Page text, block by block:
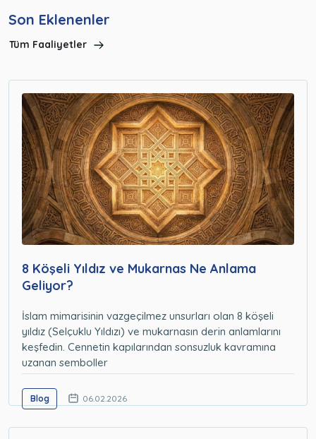
Son Eklenenler
Tüm Faaliyetler
8 Köşeli Yıldız ve Mukarnas Ne Anlama
Geliyor?
İslam mimarisinin vazgeçilmez unsurları olan 8 köşeli
yıldız (Selçuklu Yıldızı) ve mukarnasın derin anlamlarını
keşfedin. Cennetin kapılarından sonsuzluk kavramına
uzanan semboller
Blog 06.02.2026